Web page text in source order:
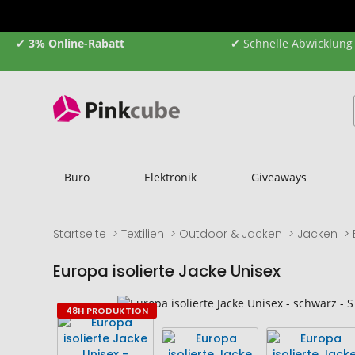
✔ 3% Online-Rabatt ✔ Schnelle Abwicklung
Büro Elektronik Giveaways
Startseite Textilien Outdoor & Jacken Jacken
Europa isolierte Jacke Unisex
Zum
Ende
der
Bildgalerie
Zum
Anfang
der
Bildgalerie
48H PRODUKTION